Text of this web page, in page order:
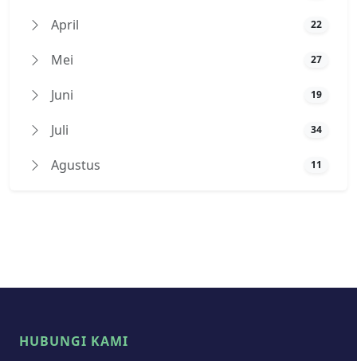
April 22
Mei 27
Juni 19
Juli 34
Agustus 11
HUBUNGI KAMI